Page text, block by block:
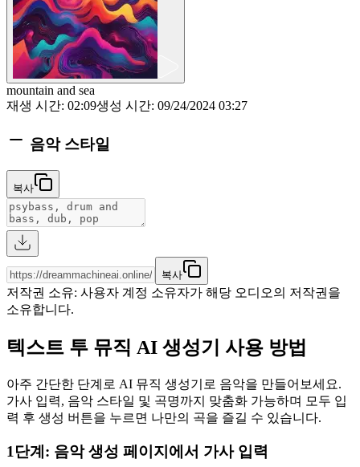
mountain and sea
재생 시간: 02:09생성 시간: 09/24/2024 03:27
음악 스타일
복사
복사
저작권 소유: 사용자 계정 소유자가 해당 오디오의 저작권을
소유합니다.
텍스트 투 뮤직 AI 생성기 사용 방법
아주 간단한 단계로 AI 뮤직 생성기로 음악을 만들어보세요.
가사 입력, 음악 스타일 및 곡명까지 맞춤화 가능하며 모두 입
력 후 생성 버튼을 누르면 나만의 곡을 즐길 수 있습니다.
1단계: 음악 생성 페이지에서 가사 입력